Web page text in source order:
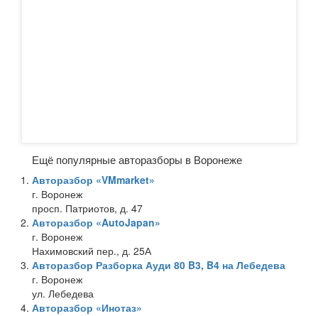
Ещё популярные авторазборы в Воронеже
Авторазбор «VMmarket»
г. Воронеж
просп. Патриотов, д. 47
Авторазбор «AutoJapan»
г. Воронеж
Нахимовский пер., д. 25А
Авторазбор Разборка Ауди 80 B3, B4 на Лебедева
г. Воронеж
ул. Лебедева
Авторазбор «Инотаз»